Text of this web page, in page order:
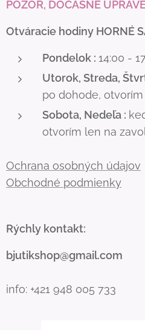
POZOR, DOČASNE
Otváracie hodiny HORNÉ
Pondelok : 14:00 -
Utorok, Streda,
po dohode,
Sobota, Nedeľa :
otvorím len na
Ochrana osobných údajov
Obchodné podmienky
Rýchly kontakt:
bjutikshop@gmail.com
info: +421 948 005 733